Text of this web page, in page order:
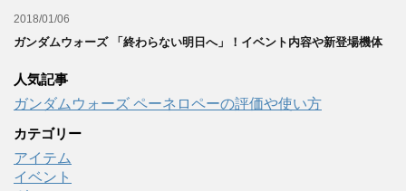
2018/01/06
ガンダムウォーズ 「終わらない明日へ」！イベント内容や新登場機体
人気記事
ガンダムウォーズ ペーネロペーの評価や使い方
カテゴリー
アイテム
イベント